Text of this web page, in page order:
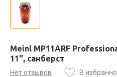
Meinl MP11ARF
11", санберст
Нет отзывов В